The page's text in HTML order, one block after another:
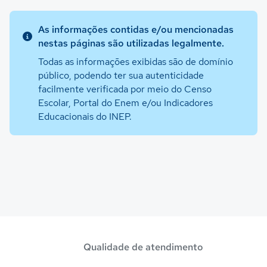
As informações contidas e/ou mencionadas
nestas páginas são utilizadas legalmente.
Todas as informações exibidas são de domínio
público, podendo ter sua autenticidade
facilmente verificada por meio do Censo
Escolar, Portal do Enem e/ou Indicadores
Educacionais do INEP.
Qualidade de atendimento